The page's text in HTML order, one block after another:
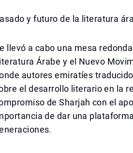
y futuro de la literatura
llevó a cabo una mesa
Árabe y el Nuevo
autores emiratíes
el desarrollo literario en la
de Sharjah con el
de dar una